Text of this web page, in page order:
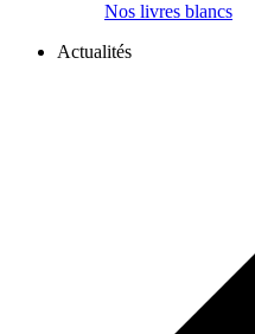
Nos livres blancs
Actualités